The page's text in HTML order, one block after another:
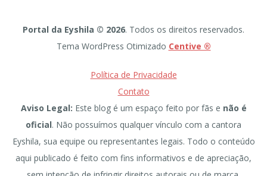
Portal da Eyshila © 2026. Todos os direitos reservados.
Tema WordPress Otimizado Centive ®
Política de Privacidade
Contato
Aviso Legal: Este blog é um espaço feito por fãs e não é
oficial. Não possuímos qualquer vínculo com a cantora
Eyshila, sua equipe ou representantes legais. Todo o conteúdo
aqui publicado é feito com fins informativos e de apreciação,